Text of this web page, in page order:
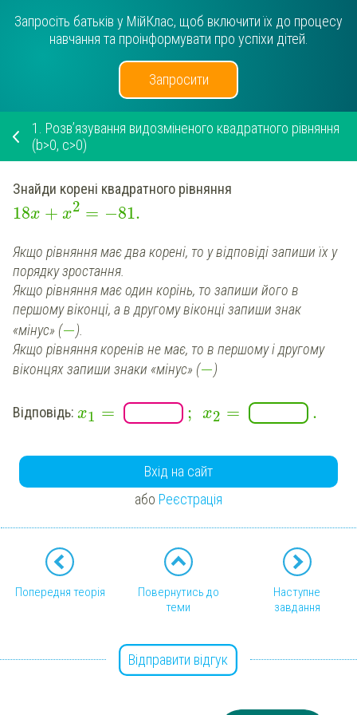
Запросіть батьків у МійКлас, щоб включити їх до процесу
навчання та проінформувати про успіхи дітей.
Запросити
1.
Розв’язування видозміненого квадратного рівняння
(b>0, c>0)
Знайди корені квадратного рівняння
18x + x2 = −81.
Якщо рівняння має два корені, то у відповіді запиши їх у
порядку зростання.
Якщо рівняння має один корінь, то запиши його в
першому віконці, а в другому віконці запиши знак
«мінус» (−).
Якщо рівняння коренів не має, то в першому і другому
віконцях запиши знаки «мінус» (−)
Відповідь: x1 = ; x2 = .
Вхід на сайт
або Реєстрація
Попередня теорія
Повернутись до
теми
Наступне
завдання
Відправити відгук